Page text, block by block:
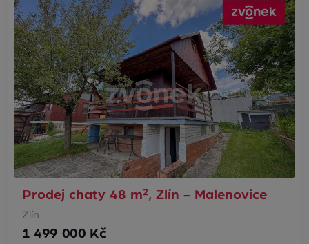
Prodej chaty 48 m², Zlín - Malenovice
Zlín
1 499 000 Kč